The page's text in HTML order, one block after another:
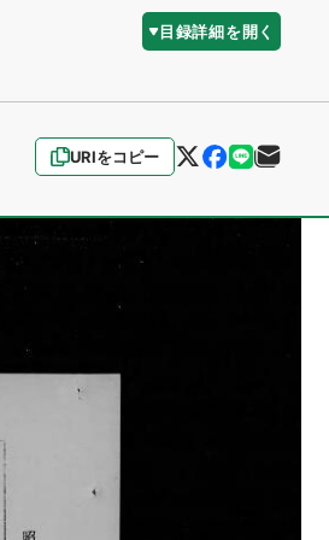
目録詳細を開く
URIをコピー